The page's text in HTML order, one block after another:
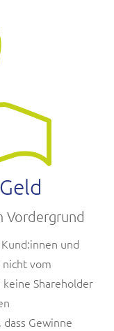
Vordergrund
und
vom
Shareholder
Gewinne